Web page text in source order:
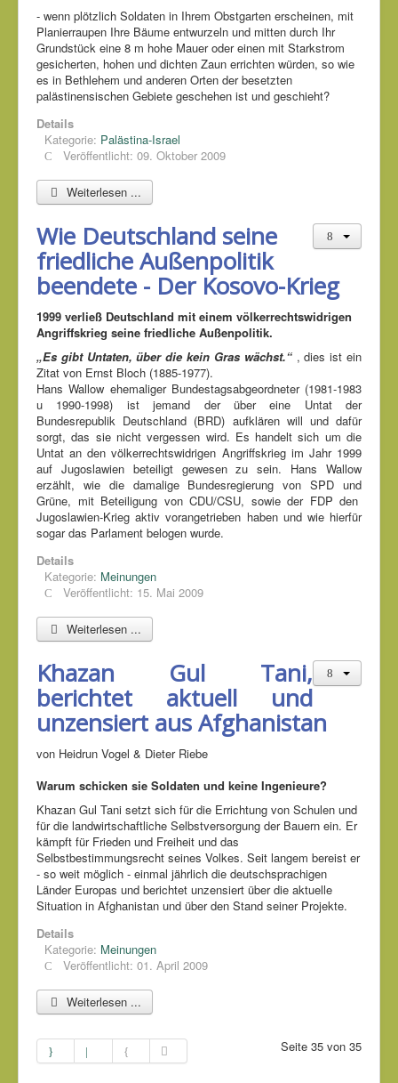
- wenn plötzlich Soldaten in Ihrem Obstgarten erscheinen, mit
Planierraupen Ihre Bäume entwurzeln und mitten durch Ihr
Grundstück eine 8 m hohe Mauer oder einen mit Starkstrom
gesicherten, hohen und dichten Zaun errichten würden, so wie
es in Bethlehem und anderen Orten der besetzten
palästinensischen Gebiete geschehen ist und geschieht?
Details
Kategorie: Palästina-Israel
Veröffentlicht: 09. Oktober 2009
Weiterlesen ...
Wie Deutschland seine
friedliche Außenpolitik
beendete - Der Kosovo-Krieg
1999 verließ Deutschland mit einem völkerrechtswidrigen
Angriffskrieg seine friedliche Außenpolitik.
„Es gibt Untaten, über die kein Gras wächst.“ , dies ist ein
Zitat von Ernst Bloch (1885-1977).
Hans Wallow ehemaliger Bundestagsabgeordneter (1981-1983
u 1990-1998) ist jemand der über eine Untat der
Bundesrepublik Deutschland (BRD) aufklären will und dafür
sorgt, das sie nicht vergessen wird. Es handelt sich um die
Untat an den völkerrechtswidrigen Angriffskrieg im Jahr 1999
auf Jugoslawien beteiligt gewesen zu sein. Hans Wallow
erzählt, wie die damalige Bundesregierung von SPD und
Grüne, mit Beteiligung von CDU/CSU, sowie der FDP den
Jugoslawien-Krieg aktiv vorangetrieben haben und wie hierfür
sogar das Parlament belogen wurde.
Details
Kategorie: Meinungen
Veröffentlicht: 15. Mai 2009
Weiterlesen ...
Khazan Gul Tani,
berichtet aktuell und
unzensiert aus Afghanistan
von Heidrun Vogel & Dieter Riebe
Warum schicken sie Soldaten und keine Ingenieure?
Khazan Gul Tani setzt sich für die Errichtung von Schulen und
für die landwirtschaftliche Selbstversorgung der Bauern ein. Er
kämpft für Frieden und Freiheit und das
Selbstbestimmungsrecht seines Volkes. Seit langem bereist er
- so weit möglich - einmal jährlich die deutschsprachigen
Länder Europas und berichtet unzensiert über die aktuelle
Situation in Afghanistan und über den Stand seiner Projekte.
Details
Kategorie: Meinungen
Veröffentlicht: 01. April 2009
Weiterlesen ...
Seite 35 von 35